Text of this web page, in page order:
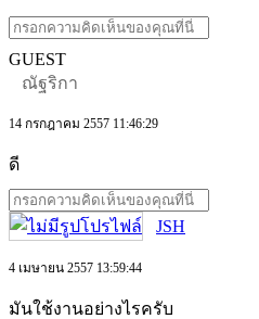
GUEST
ณัฐริกา
14 กรกฎาคม 2557 11:46:29
ดี
JSH
4 เมษายน 2557 13:59:44
มันใช้งานอย่างไรครับ